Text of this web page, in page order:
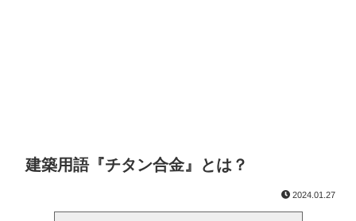
建築用語『チタン合金』とは？
2024.01.27